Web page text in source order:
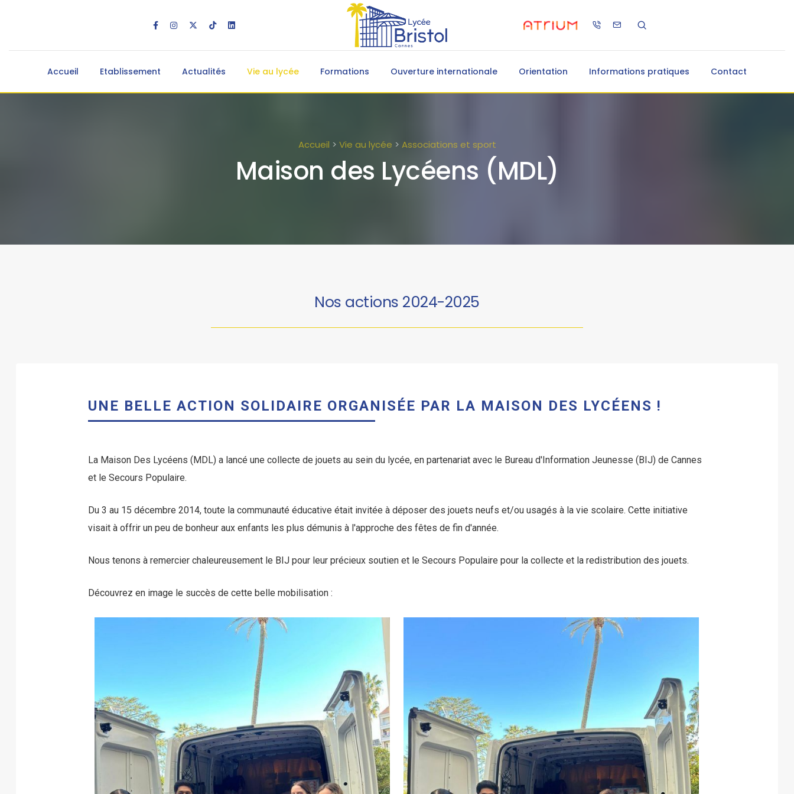
Accueil Etablissement Actualités Vie au lycée Formations Ouverture internationale Orientation Informations pratiques Contact
Accueil > Vie au lycée > Associations et sport
Maison des Lycéens (MDL)
Nos actions 2024-2025
UNE BELLE ACTION SOLIDAIRE ORGANISÉE PAR LA MAISON DES LYCÉENS !
La Maison Des Lycéens (MDL) a lancé une collecte de jouets au sein du lycée, en partenariat avec le Bureau d'Information Jeunesse (BIJ) de Cannes
et le Secours Populaire.
Du 3 au 15 décembre 2014, toute la communauté éducative était invitée à déposer des jouets neufs et/ou usagés à la vie scolaire. Cette initiative
visait à offrir un peu de bonheur aux enfants les plus démunis à l'approche des fêtes de fin d'année.
Nous tenons à remercier chaleureusement le BIJ pour leur précieux soutien et le Secours Populaire pour la collecte et la redistribution des jouets.
Découvrez en image le succès de cette belle mobilisation :